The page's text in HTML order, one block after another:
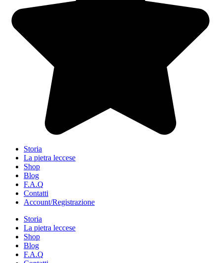
Storia
La pietra leccese
Shop
Blog
F.A.Q
Contatti
Account/Registrazione
Storia
La pietra leccese
Shop
Blog
F.A.Q